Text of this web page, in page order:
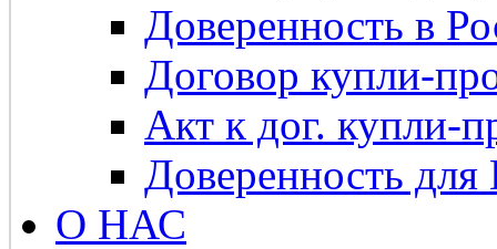
Доверенность в
Договор купли-
Акт к дог. купли-
Доверенность
О НАС